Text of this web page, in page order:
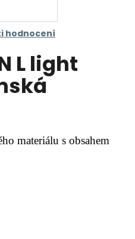
hodnocení
L light
materiálu s obsahem